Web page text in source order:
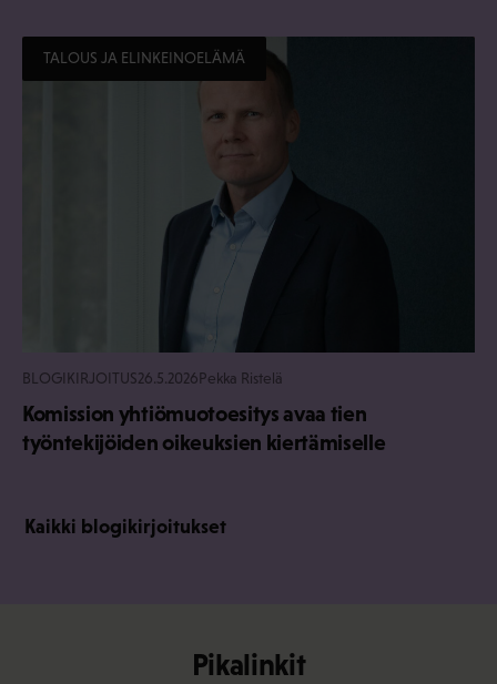
TALOUS JA ELINKEINOELÄMÄ
BLOGIKIRJOITUS26.5.2026Pekka Ristelä
Komission yhtiömuotoesitys avaa tien
työntekijöiden oikeuksien kiertämiselle
Kaikki blogikirjoitukset
Pikalinkit